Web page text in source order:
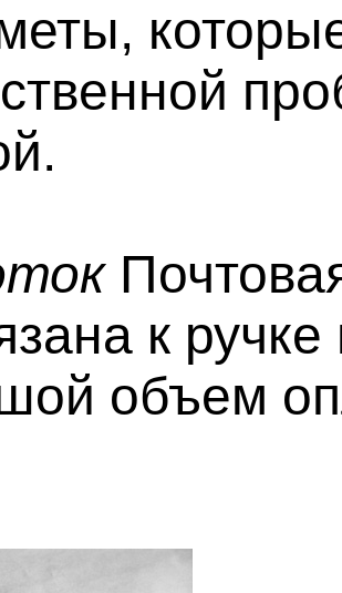
к
объем